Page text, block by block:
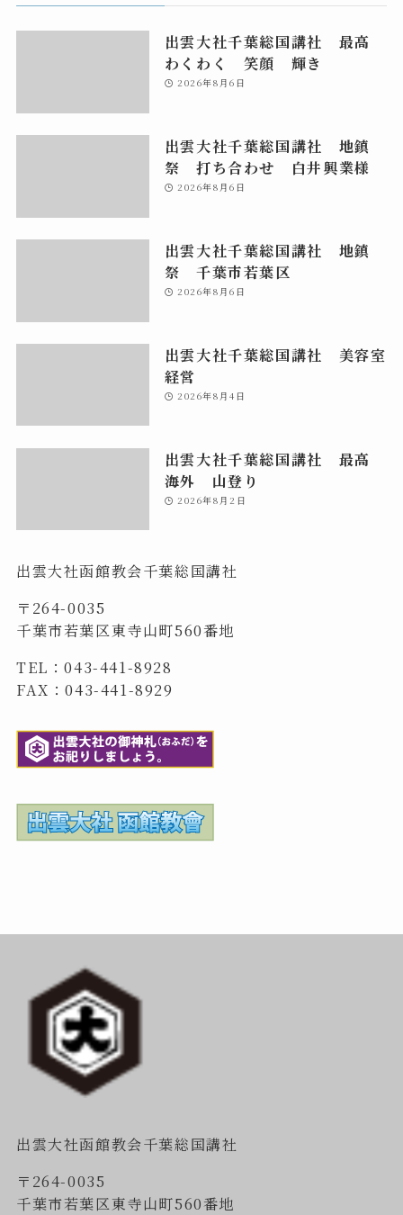
出雲大社千葉総国講社 最高
わくわく 笑顔 輝き
2026年8月6日
出雲大社千葉総国講社 地鎮
祭 打ち合わせ 白井興業様
2026年8月6日
出雲大社千葉総国講社 地鎮
祭 千葉市若葉区
2026年8月6日
出雲大社千葉総国講社 美容室
経営
2026年8月4日
出雲大社千葉総国講社 最高
海外 山登り
2026年8月2日
出雲大社函館教会千葉総国講社
〒264-0035
千葉市若葉区東寺山町560番地
TEL：043-441-8928
FAX：043-441-8929
出雲大社函館教会千葉総国講社
〒264-0035
千葉市若葉区東寺山町560番地